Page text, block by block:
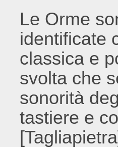
Le Orme
identificate
classica e
svolta che
sonorità
tastiere e